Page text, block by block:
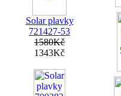
Solar plavky
721427-53
1580Kč
1343Kč